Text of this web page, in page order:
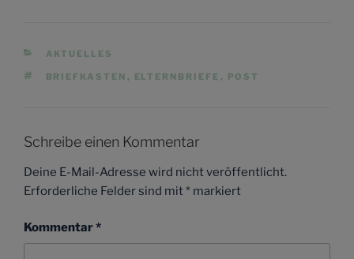
KATEGORIEN
AKTUELLES
SCHLAGWÖRTER
BRIEFKASTEN , ELTERNBRIEFE , POST
Schreibe einen Kommentar
Deine E-Mail-Adresse wird nicht veröffentlicht.
Erforderliche Felder sind mit* markiert
Kommentar*